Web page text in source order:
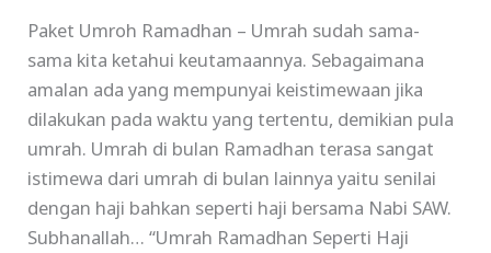
Paket Umroh Ramadhan – Umrah sudah sama-
sama kita ketahui keutamaannya. Sebagaimana
amalan ada yang mempunyai keistimewaan jika
dilakukan pada waktu yang tertentu, demikian pula
umrah. Umrah di bulan Ramadhan terasa sangat
istimewa dari umrah di bulan lainnya yaitu senilai
dengan haji bahkan seperti haji bersama Nabi SAW.
Subhanallah… “Umrah Ramadhan Seperti Haji